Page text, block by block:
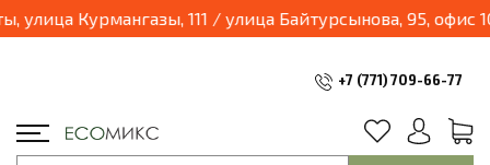
Курмангазы, 111 / улица Байтурсынова, 95, офис 105
+7 (771) 709-66-77